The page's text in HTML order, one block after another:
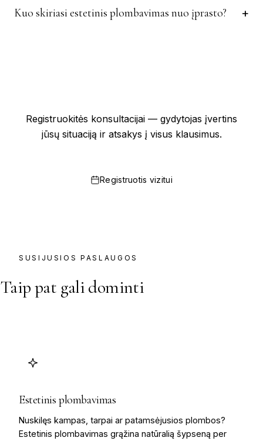
Kuo skiriasi estetinis plombavimas nuo įprasto?
Registruokitės konsultacijai — gydytojas įvertins
jūsų situaciją ir atsakys į visus klausimus.
Registruotis vizitui
SUSIJUSIOS PASLAUGOS
Taip pat gali dominti
Estetinis plombavimas
Nuskilęs kampas, tarpai ar patamsėjusios plombos?
Estetinis plombavimas grąžina natūralią šypseną per